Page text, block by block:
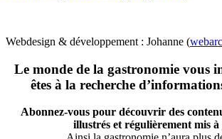
Webdesign & développement : Johanne (
Le monde de la gastronomie vous
êtes à la recherche
Abonnez-vous pour découvrir des
illustrés et régulièrement mis